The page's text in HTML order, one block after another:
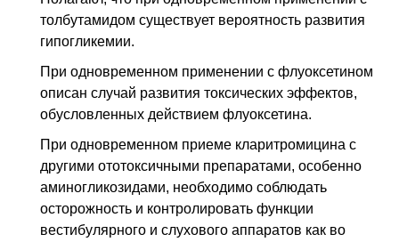
толбутамидом существует вероятность развития
гипогликемии.
При одновременном применении с флуоксетином
описан случай развития токсических эффектов,
обусловленных действием флуоксетина.
При одновременном приеме кларитромицина с
другими ототоксичными препаратами, особенно
аминогликозидами, необходимо соблюдать
осторожность и контролировать функции
вестибулярного и слухового аппаратов как во